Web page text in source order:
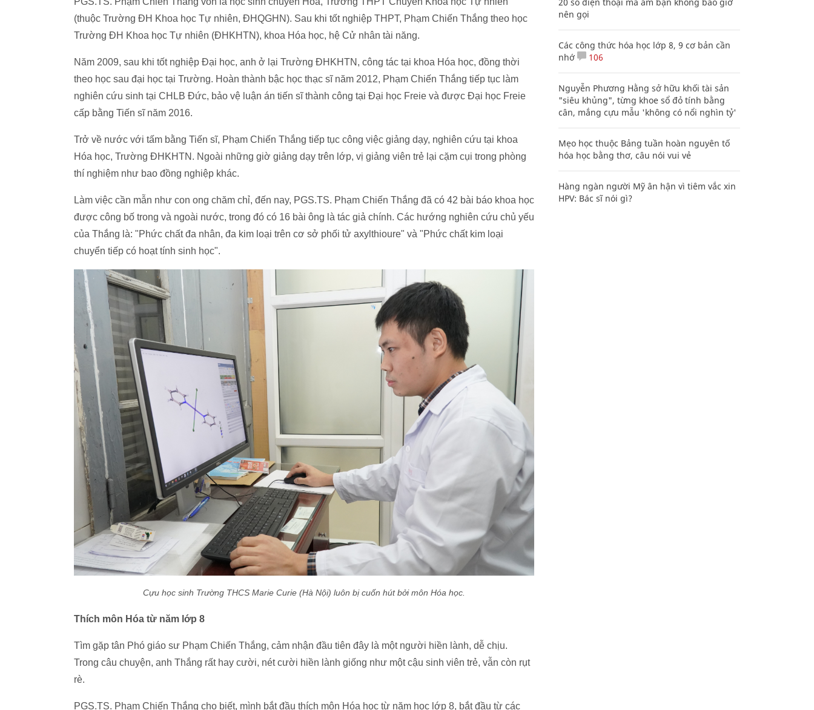
(thuộc Trường ĐH Khoa học Tự nhiên, ĐHQGHN). Sau khi tốt nghiệp THPT, Phạm Chiến Thắng theo học
Trường ĐH Khoa học Tự nhiên (ĐHKHTN), khoa Hóa học, hệ Cử nhân tài năng.
Năm 2009, sau khi tốt nghiệp Đại học, anh ở lại Trường ĐHKHTN, công tác tại khoa Hóa học, đồng thời
theo học sau đại học tại Trường. Hoàn thành bậc học thạc sĩ năm 2012, Phạm Chiến Thắng tiếp tục làm
nghiên cứu sinh tại CHLB Đức, bảo vệ luận án tiến sĩ thành công tại Đại học Freie và được Đại học Freie
cấp bằng Tiến sĩ năm 2016.
Trở về nước với tấm bằng Tiến sĩ, Phạm Chiến Thắng tiếp tục công việc giảng dạy, nghiên cứu tại khoa
Hóa học, Trường ĐHKHTN. Ngoài những giờ giảng dạy trên lớp, vị giảng viên trẻ lại cặm cụi trong phòng
thí nghiệm như bao đồng nghiệp khác.
Làm việc cần mẫn như con ong chăm chỉ, đến nay, PGS.TS. Phạm Chiến Thắng đã có 42 bài báo khoa học
được công bố trong và ngoài nước, trong đó có 16 bài ông là tác giả chính. Các hướng nghiên cứu chủ yếu
của Thắng là: "Phức chất đa nhân, đa kim loại trên cơ sở phối tử axylthioure" và "Phức chất kim loại
chuyển tiếp có hoạt tính sinh học".
Cựu học sinh Trường THCS Marie Curie (Hà Nội) luôn bị cuốn hút bởi môn Hóa học.
Thích môn Hóa từ năm lớp 8
Tìm gặp tân Phó giáo sư Phạm Chiến Thắng, cảm nhận đầu tiên đây là một người hiền lành, dễ chịu.
Trong câu chuyện, anh Thắng rất hay cười, nét cười hiền lành giống như một cậu sinh viên trẻ, vẫn còn rụt
rè.
PGS.TS. Phạm Chiến Thắng cho biết, mình bắt đầu thích môn Hóa học từ năm học lớp 8, bắt đầu từ các
nên gọi
Các công thức hóa học lớp 8, 9 cơ bản cần
nhớ
106
Nguyễn Phương Hằng sở hữu khối tài sản
"siêu khủng", từng khoe sổ đỏ tính bằng
cân, mắng cựu mẫu 'không có nổi nghìn tỷ'
Mẹo học thuộc Bảng tuần hoàn nguyên tố
hóa học bằng thơ, câu nói vui vẻ
Hàng ngàn người Mỹ ân hận vì tiêm vắc xin
HPV: Bác sĩ nói gì?